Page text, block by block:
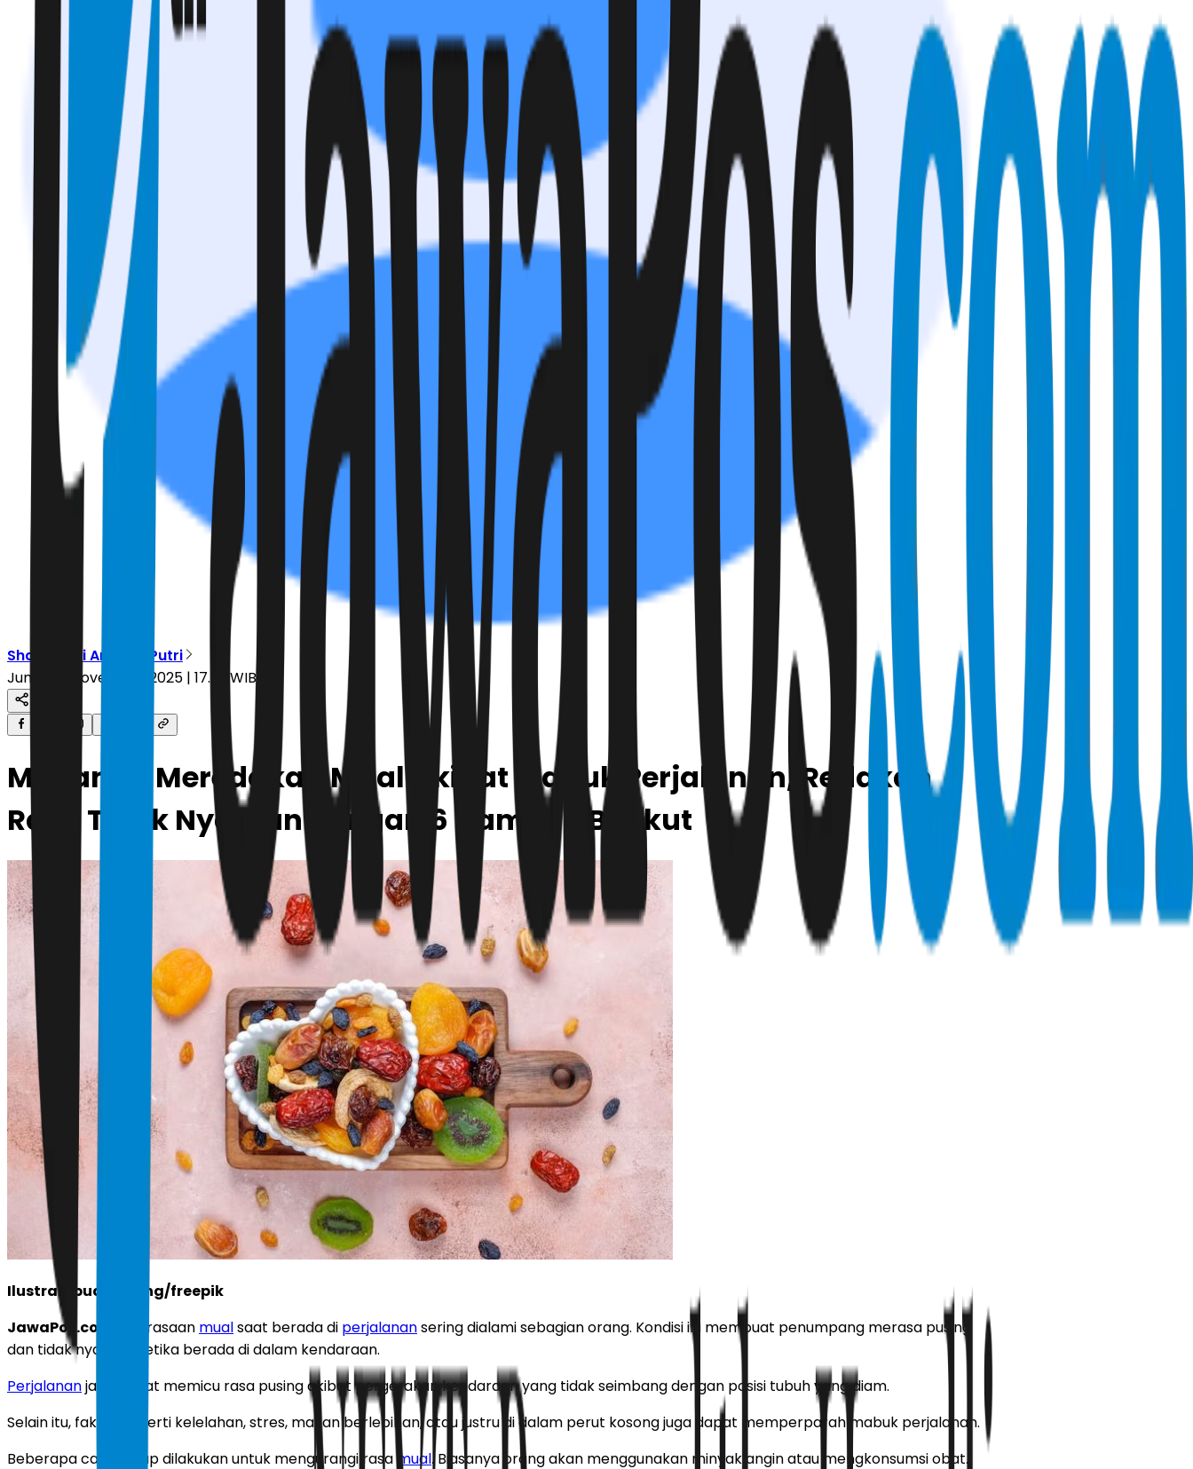
Shania Vivi Armylia Putri
Jumat, 7 November 2025 | 17.29 WIB
Makanan Meredakan Mual Akibat Mabuk Perjalanan, Redakan
Rasa Tidak Nyaman dengan 6 Camilan Berikut
Ilustrasi buah kering/freepik
JawaPos.com
- Perasaan mualsaat berada di perjalanansering dialami sebagian orang. Kondisi ini membuat penumpang merasa pusing
dan tidak nyaman ketika berada di dalam kendaraan.
Perjalananjauh dapat memicu rasa pusing akibat pergerakan kendaraan yang tidak seimbang dengan posisi tubuh yang diam.
Selain itu, faktor seperti kelelahan, stres, makan berlebihan, atau justru di dalam perut kosong juga dapat memperparah mabuk perjalanan.
Beberapa cara kerap dilakukan untuk mengurangi rasa mual. Biasanya orang akan menggunakan minyak angin atau mengkonsumsi obat.